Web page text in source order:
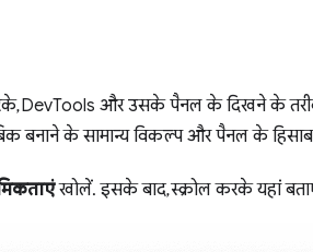
DevTools और उसके पैनल के दिखने के
बनाने के सामान्य विकल्प और पैनल के हिसाब
खोलें. इसके बाद, स्क्रोल करके यहां